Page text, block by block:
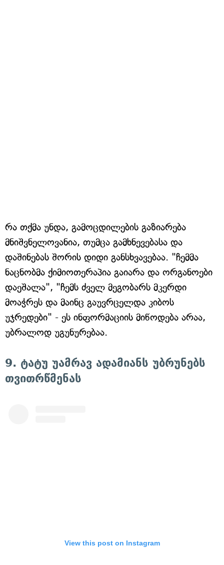
რა თქმა უნდა, გამოცდილების გაზიარება
მნიშვნელოვანია, თუმცა გამხნევებასა და
დაშინებას შორის დიდი განსხვავებაა. "ჩემმა
ნაცნობმა ქიმიოთერაპია გაიარა და ორგანოები
დაეშალა", "ჩემს ძველ მეგობარს მკერდი
მოაჭრეს და მაინც გაუვრცელდა კიბოს
უჯრედები" - ეს ინფორმაციის მიწოდება არაა,
უბრალოდ უგუნურებაა.
9. ტატუ უამრავ ადამიანს უბრუნებს
თვითრწმენას
View this post on Instagram